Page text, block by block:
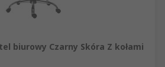
biurowy Czarny Skóra Z kołami